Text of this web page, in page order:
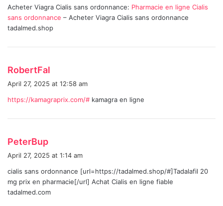
s
:
Acheter Viagra Cialis sans ordonnance: Pharmacie en ligne Cialis
sans ordonnance – Acheter Viagra Cialis sans ordonnance
tadalmed.shop
RobertFal
s
April 27, 2025 at 12:58 am
https://kamagraprix.com/# kamagra en ligne
PeterBup
a
s
:
April 27, 2025 at 1:14 am
cialis sans ordonnance [url=https://tadalmed.shop/#]Tadalafil 20
mg prix en pharmacie[/url] Achat Cialis en ligne fiable
tadalmed.com